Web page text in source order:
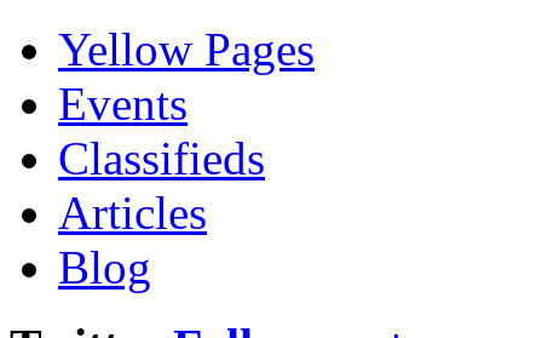
Yellow Pages
Events
Classifieds
Articles
Blog